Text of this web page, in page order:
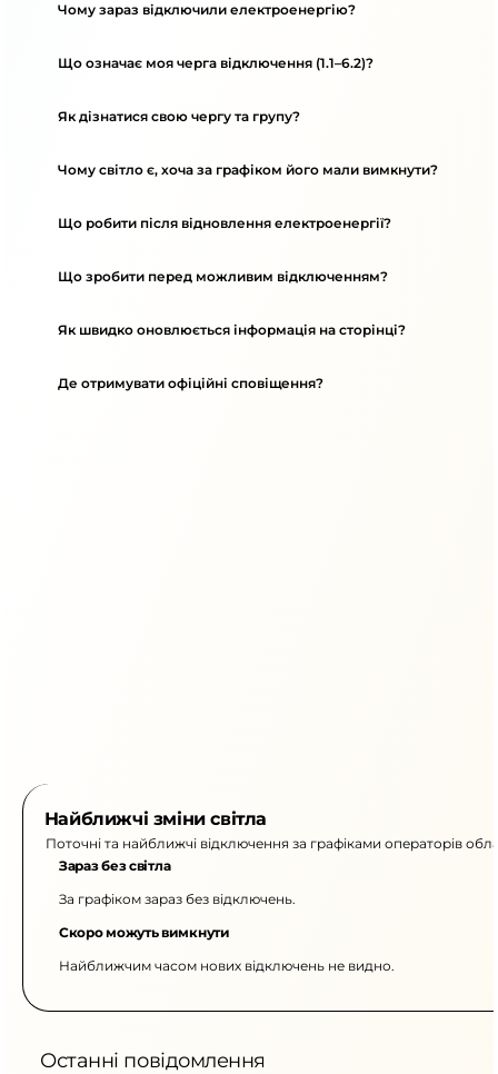
Чому зараз відключили електроенергію?
Що означає моя черга відключення (1.1–6.2)?
Як дізнатися свою чергу та групу?
Чому світло є, хоча за графіком його мали вимкнути?
Що робити після відновлення електроенергії?
Що зробити перед можливим відключенням?
Як швидко оновлюється інформація на сторінці?
Де отримувати офіційні сповіщення?
Найближчі зміни світла
Поточні та найближчі відключення за графіками операторів
Зараз без світла
За графіком зараз без відключень.
Скоро можуть вимкнути
Найближчим часом нових відключень не видно.
Останні повідомлення